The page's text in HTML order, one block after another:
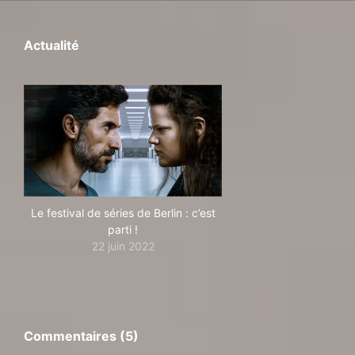
Actualité
Le festival de séries de Berlin : c’est
parti !
22 juin 2022
Commentaires (5)